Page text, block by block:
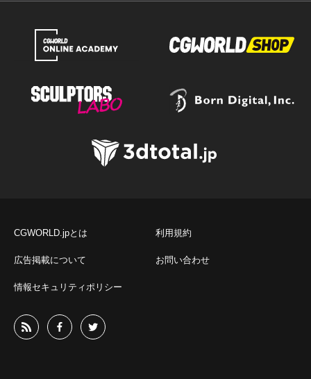
CGWORLD.jpとは 利用規約
広告掲載について お問い合わせ
情報セキュリティポリシー